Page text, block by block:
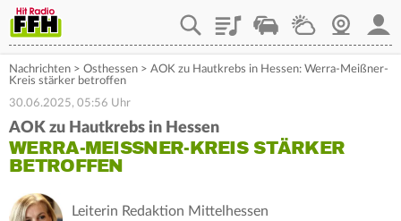
PlaylistStaupilotWetterWebcam
Nachrichten > Osthessen > AOK zu Hautkrebs in Hessen: Werra-Meißner-
Kreis stärker betroffen
30.06.2025, 05:56 Uhr
AOK zu Hautkrebs in Hessen
WERRA-MEISSNER-KREIS STÄRKER B
ETROFFEN
Leiterin Redaktion Mittelhessen